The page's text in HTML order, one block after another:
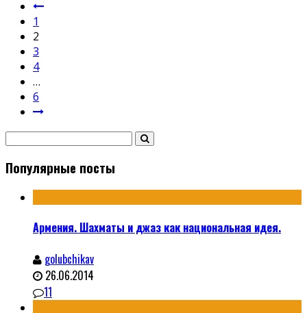
1
2
3
4
…
6
Популярные посты
Армения. Шахматы и джаз как национальная идея.
golubchikav
26.06.2014
11